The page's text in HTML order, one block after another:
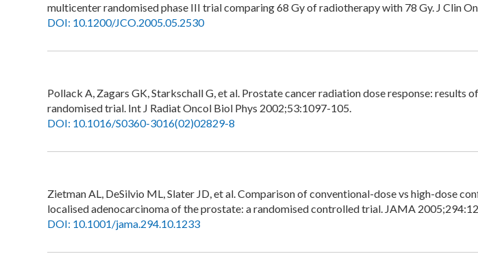
multicenter randomised phase III trial comparing 68 Gy of radiotherapy with 78 Gy. J Clin
DOI: 10.1200/JCO.2005.05.2530
Pollack A, Zagars GK, Starkschall G, et al. Prostate cancer radiation dose response: results
randomised trial. Int J Radiat Oncol Biol Phys 2002;53:1097-105.
DOI: 10.1016/S0360-3016(02)02829-8
Zietman AL, DeSilvio ML, Slater JD, et al. Comparison of conventional-dose vs high-dose
localised adenocarcinoma of the prostate: a randomised controlled trial. JAMA
DOI: 10.1001/jama.294.10.1233